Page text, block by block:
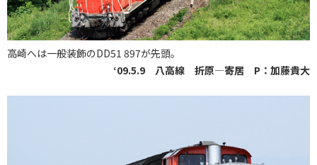
高崎へは一般装飾のDD51 897が先頭。
‘09.5.9 八高線 折原―寄居 P：加藤貴大